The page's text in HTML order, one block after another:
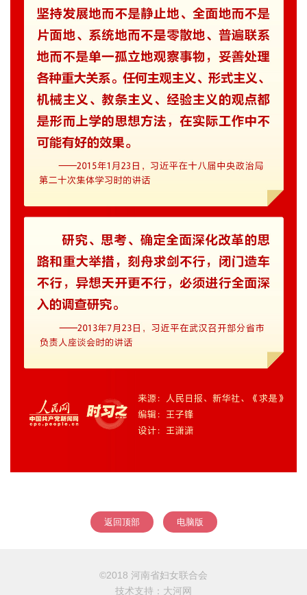
返回顶部 电脑版
©2018 河南省妇女联合会
技术支持： 大河网